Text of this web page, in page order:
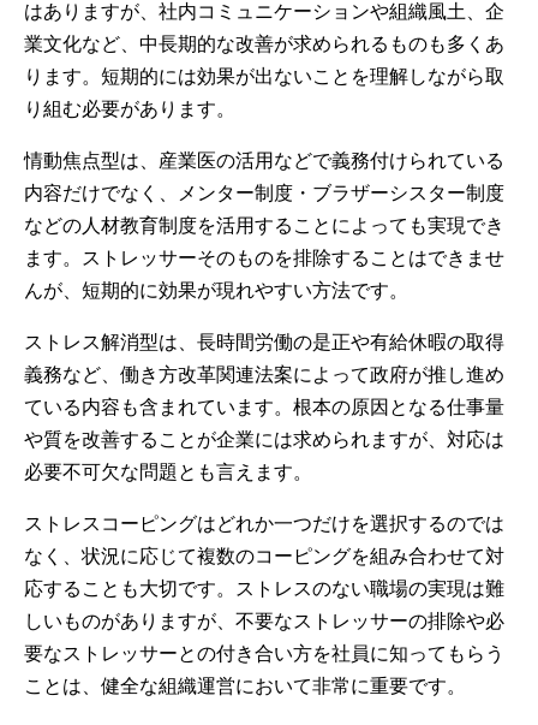
はありますが、社内コミュニケーションや組織風土、企
業文化など、中長期的な改善が求められるものも多くあ
ります。短期的には効果が出ないことを理解しながら取
り組む必要があります。
情動焦点型は、産業医の活用などで義務付けられている
内容だけでなく、メンター制度・ブラザーシスター制度
などの人材教育制度を活用することによっても実現でき
ます。ストレッサーそのものを排除することはできませ
んが、短期的に効果が現れやすい方法です。
ストレス解消型は、長時間労働の是正や有給休暇の取得
義務など、働き方改革関連法案によって政府が推し進め
ている内容も含まれています。根本の原因となる仕事量
や質を改善することが企業には求められますが、対応は
必要不可欠な問題とも言えます。
ストレスコーピングはどれか一つだけを選択するのでは
なく、状況に応じて複数のコーピングを組み合わせて対
応することも大切です。ストレスのない職場の実現は難
しいものがありますが、不要なストレッサーの排除や必
要なストレッサーとの付き合い方を社員に知ってもらう
ことは、健全な組織運営において非常に重要です。